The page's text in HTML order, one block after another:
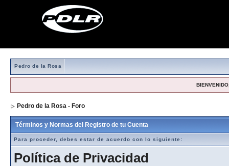
Pedro de la Rosa
Pedro de la Rosa - Foro
Términos y Normas del Registro de tu Cuenta
Para proceder, debes estar de acuerdo con lo siguiente:
Política de Privacidad